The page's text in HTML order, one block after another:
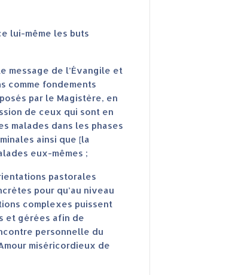
lui-même les buts
message de l’Évangile et
comme fondements
par le Magistère, en
de ceux qui sont en
malades dans les phases
ainsi que [la
eux-mêmes ;
pastorales
pour qu’au niveau
complexes puissent
et gérées afin de
personnelle du
miséricordieux de